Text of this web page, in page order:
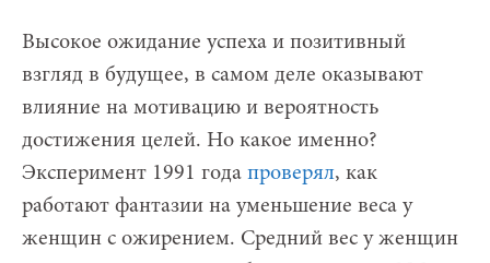
Высокое ожидание успеха и позитивный
взгляд в будущее, в самом деле оказывают
влияние на мотивацию и вероятность
достижения целей. Но какое именно?
Эксперимент 1991 года проверял, как
работают фантазии на уменьшение веса у
женщин с ожирением. Средний вес у женщин